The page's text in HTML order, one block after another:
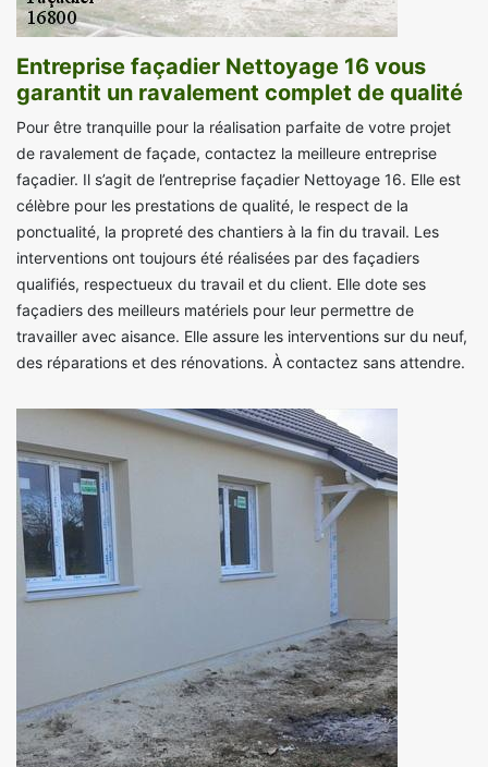
Entreprise façadier Nettoyage 16 vous
garantit un ravalement complet de qualité
Pour être tranquille pour la réalisation parfaite de votre projet
de ravalement de façade, contactez la meilleure entreprise
façadier. Il s’agit de l’entreprise façadier Nettoyage 16. Elle est
célèbre pour les prestations de qualité, le respect de la
ponctualité, la propreté des chantiers à la fin du travail. Les
interventions ont toujours été réalisées par des façadiers
qualifiés, respectueux du travail et du client. Elle dote ses
façadiers des meilleurs matériels pour leur permettre de
travailler avec aisance. Elle assure les interventions sur du neuf,
des réparations et des rénovations. À contactez sans attendre.